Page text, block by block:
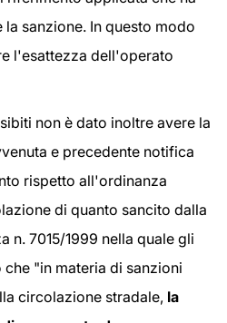
sanzione. In questo modo
l'esattezza dell'operato
non è dato inoltre avere la
e precedente notifica
rispetto all'ordinanza
di quanto sancito dalla
n. 7015/1999 nella quale gli
"in materia di sanzioni
circolazione stradale, la